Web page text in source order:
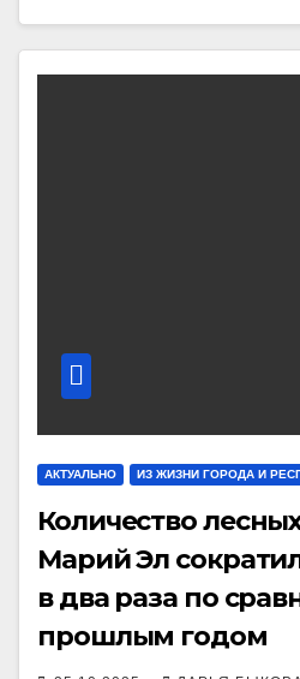
АКТУАЛЬНО ИЗ ЖИЗНИ ГОРОДА И
Количество
Марий Эл
в два раза по
прошлым годом